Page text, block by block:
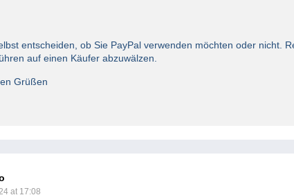
entscheiden, ob Sie PayPal verwenden möchten oder nicht.
auf einen Käufer abzuwälzen.
Grüßen
at 17:08